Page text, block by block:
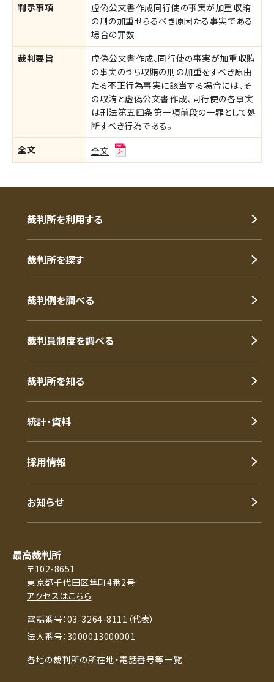
判示事項
虚偽公文書作成同行使の事実が加重収賄
の刑の加重せらるべき原因たる事実である
場合の罪数
裁判要旨
虚偽公文書作成、同行使の事実が加重収賄
の事実のうち収賄の刑の加重をすべき原由
たる不正行為事実に該当する場合には、そ
の収賄と虚偽公文書作成、同行使の各事実
は刑法第五四条第一項前段の一罪として処
断すべき行為である。
全文
全文
裁判所を利用する
裁判所を探す
裁判例を調べる
裁判員制度を調べる
裁判所を知る
統計・資料
採用情報
お知らせ
最高裁判所
〒102-8651
東京都千代田区隼町4番2号
アクセスはこちら
電話番号：03-3264-8111（代表）
法人番号：3000013000001
各地の裁判所の所在地・電話番号等一覧